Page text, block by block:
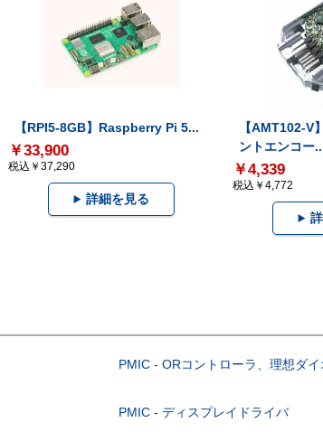
【RPI5-8GB】Raspberry Pi 5...
￥33,900
税込￥37,290
詳細を見る
【AMT102-V
ントエンコー
￥4,339
税込￥4,772
PMIC - ORコントローラ、理想ダイ
PMIC - ディスプレイドライバ